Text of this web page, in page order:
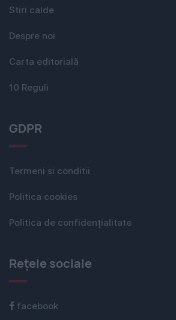
Stiri calde
Despre noi
Carta editorială
10 Reguli
GDPR
Termeni si conditii
Politica cookies
Politica de confidențialitate
Rețele sociale
facebook